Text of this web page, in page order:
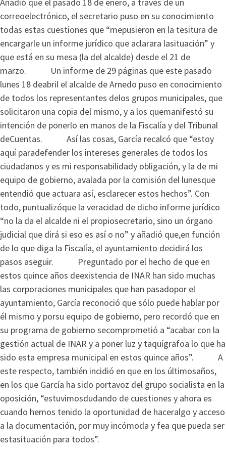
correoelectrónico, el secretario puso en su conocimiento
todas estas cuestiones que “mepusieron en la tesitura de
encargarle un informe jurídico que aclarara lasituación” y
que está en su mesa (la del alcalde) desde el 21 de
marzo. Un informe de 29 páginas que este pasado
lunes 18 deabril el alcalde de Arnedo puso en conocimiento
de todos los representantes delos grupos municipales, que
solicitaron una copia del mismo, y a los quemanifestó su
intención de ponerlo en manos de la Fiscalía y del Tribunal
deCuentas. Así las cosas, García recalcó que “estoy
aquí paradefender los intereses generales de todos los
ciudadanos y es mi responsabilidady obligación, y la de mi
equipo de gobierno, avalada por la comisión del lunesque
entendió que actuara así, esclarecer estos hechos”. Con
todo, puntualizóque la veracidad de dicho informe jurídico
“no la da el alcalde ni el propiosecretario, sino un órgano
judicial que dirá si eso es así o no” y añadió que,en función
de lo que diga la Fiscalía, el ayuntamiento decidirá los
pasos aseguir. Preguntado por el hecho de que en
estos quince años deexistencia de INAR han sido muchas
las corporaciones municipales que han pasadopor el
ayuntamiento, García reconoció que sólo puede hablar por
él mismo y porsu equipo de gobierno, pero recordó que en
su programa de gobierno secomprometió a “acabar con la
gestión actual de INAR y a poner luz y taquígrafoa lo que ha
sido esta empresa municipal en estos quince años”. A
este respecto, también incidió en que en los últimosaños,
en los que García ha sido portavoz del grupo socialista en la
oposición, “estuvimosdudando de cuestiones y ahora es
cuando hemos tenido la oportunidad de haceralgo y acceso
a la documentación, por muy incómoda y fea que pueda ser
estasituación para todos”.